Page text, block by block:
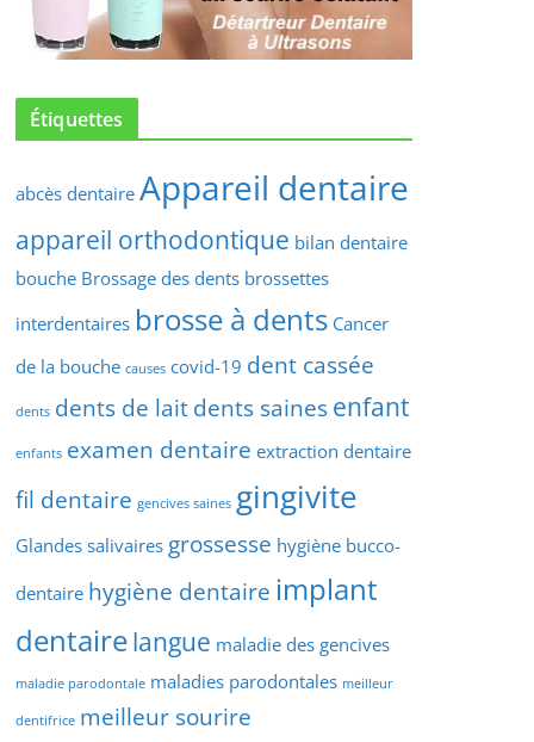
Étiquettes
abcès dentaire Appareil dentaire
appareil orthodontique bilan dentaire
bouche Brossage des dents brossettes
interdentaires brosse à dents Cancer
de la bouche causes covid-19 dent cassée
dents dents de lait dents saines enfant
enfants examen dentaire extraction dentaire
fil dentaire gencives saines gingivite
Glandes salivaires grossesse hygiène bucco-
dentaire hygiène dentaire implant
dentairelangue maladie des gencives
maladie parodontale maladies parodontales meilleur
dentifrice meilleur sourire